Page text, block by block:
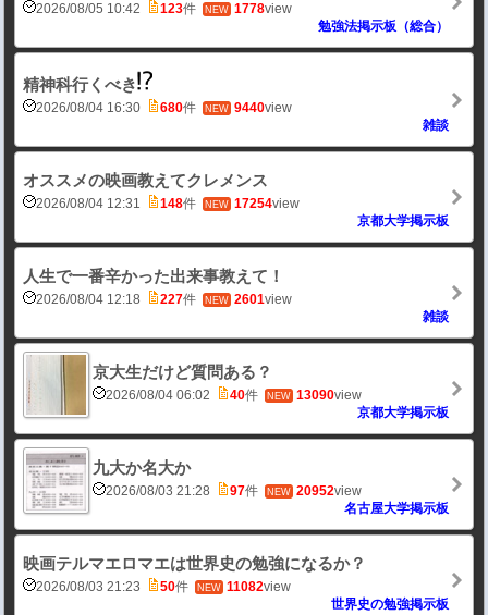
2026/08/05 10:42 123件 NEW 1778view
勉強法掲示板（総合）
精神科行くべき
2026/08/04 16:30 680件 NEW 9440view
雑談
オススメの映画教えてクレメンス
2026/08/04 12:31 148件 NEW 17254view
京都大学掲示板
人生で一番辛かった出来事教えて！
2026/08/04 12:18 227件 NEW 2601view
雑談
京大生だけど質問ある？
2026/08/04 06:02 40件 NEW 13090view
京都大学掲示板
九大か名大か
2026/08/03 21:28 97件 NEW 20952view
名古屋大学掲示板
映画テルマエロマエは世界史の勉強になるか？
2026/08/03 21:23 50件 NEW 11082view
世界史の勉強掲示板